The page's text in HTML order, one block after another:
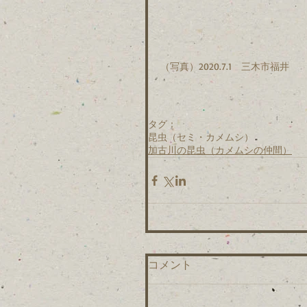
（写真）2020.7.1　三木市福井
タグ：
昆虫（セミ・カメムシ）
加古川の昆虫（カメムシの仲間）
コメント